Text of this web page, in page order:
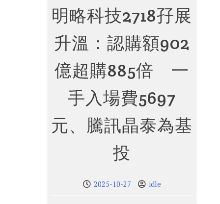
明略科技2718孖展
升溫：認購額902
億超購885倍 一
手入場費5697
元、騰訊晶泰為基
投
2025-10-27 idle